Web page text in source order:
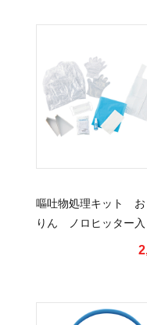
嘔吐物処理キット お
りん ノロヒッター入